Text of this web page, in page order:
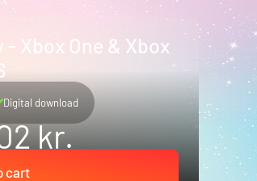
Xbox One & Xbox
Digital download
kr.
cart